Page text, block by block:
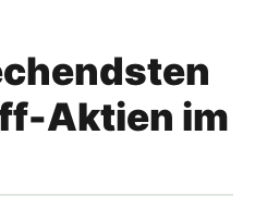
Aktien im